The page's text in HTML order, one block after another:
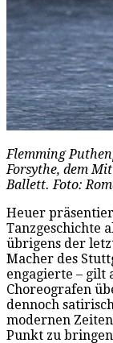
Flemming
Forsythe, dem
Ballett. Foto:
Heuer
Tanzgeschichte
übrigens der
Macher des
engagierte –
Choreografen
dennoch
modernen
Punkt zu